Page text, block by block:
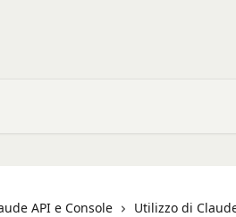
API e Console
Utilizzo di